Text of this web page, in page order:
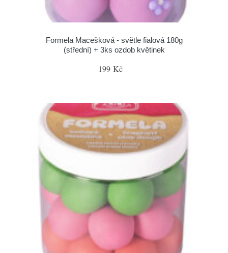
Formela Macešková - světle fialová 180g
(střední) + 3ks ozdob květinek
199 Kč